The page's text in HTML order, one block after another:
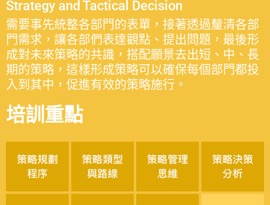
Strategy and Tactical Decision
需要事先統整各部門的表單，接著透過釐清各部
門需求，讓各部們表達觀點、提出問題，最後形
成對未來策略的共識，搭配願景去出短、中、長
期的策略，這樣形成策略可以確保每個部門都投
入到其中，促進有效的策略施行。
培訓重點